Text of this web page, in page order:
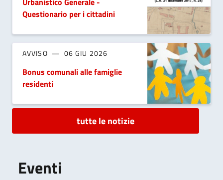
Questionario per i cittadini
AVVISO 06 GIU 2026
Bonus comunali alle famiglie
residenti
tutte le notizie
Eventi